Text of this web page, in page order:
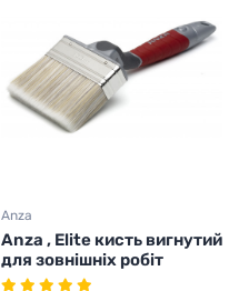
Anza
Anza , Elite кисть для
лакування підлоги ,
200мм